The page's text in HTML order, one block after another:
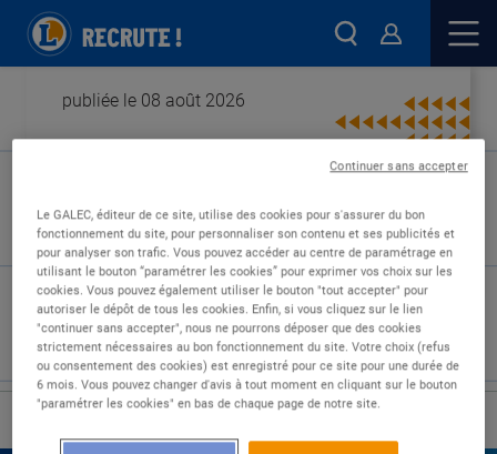
publiée le 08 août 2026
Type de contrat :
Expérience :
Études :
Le GALEC, éditeur de ce site, utilise des cookies pour s'assurer du bon
fonctionnement du site, pour personnaliser son contenu et ses publicités et
pour analyser son trafic. Vous pouvez accéder au centre de paramétrage en
utilisant le bouton “paramétrer les cookies” pour exprimer vos choix sur les
cookies. Vous pouvez également utiliser le bouton "tout accepter" pour
autoriser le dépôt de tous les cookies. Enfin, si vous cliquez sur le lien
"continuer sans accepter", nous ne pourrons déposer que des cookies
strictement nécessaires au bon fonctionnement du site. Votre choix (refus
ou consentement des cookies) est enregistré pour ce site pour une durée de
6 mois. Vous pouvez changer d'avis à tout moment en cliquant sur le bouton
"paramétrer les cookies" en bas de chaque page de notre site.
Continuer sans accepter